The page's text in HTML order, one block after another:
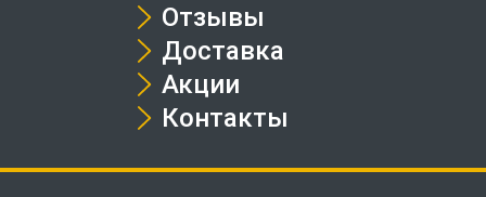
Отзывы
Доставка
Акции
Контакты